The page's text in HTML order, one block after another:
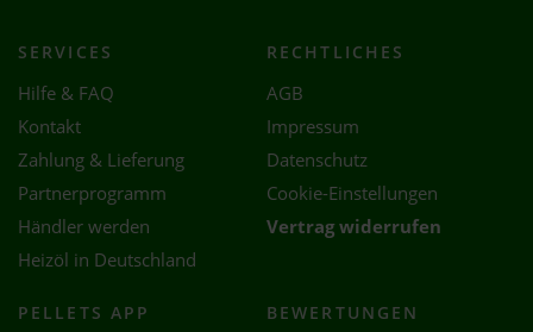
SERVICES
Hilfe & FAQ
Kontakt
Zahlung & Lieferung
Partnerprogramm
Händler werden
Heizöl in Deutschland
RECHTLICHES
AGB
Impressum
Datenschutz
Cookie-Einstellungen
Vertrag widerrufen
PELLETS APP BEWERTUNGEN